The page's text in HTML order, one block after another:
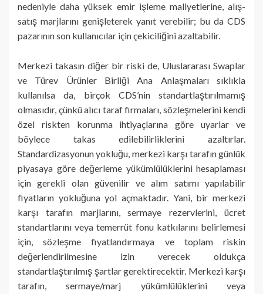
nedeniyle daha yüksek emir işleme maliyetlerine, alış-
satış marjlarını genişleterek yanıt verebilir; bu da CDS
pazarının son kullanıcılar için çekiciliğini azaltabilir.
Merkezi takasın diğer bir riski de, Uluslararası Swaplar
ve Türev Ürünler Birliği Ana Anlaşmaları sıklıkla
kullanılsa da, birçok CDS’nin standartlaştırılmamış
olmasıdır, çünkü alıcı taraf firmaları, sözleşmelerini kendi
özel riskten korunma ihtiyaçlarına göre uyarlar ve
böylece takas edilebilirliklerini azaltırlar.
Standardizasyonun yokluğu, merkezi karşı tarafın günlük
piyasaya göre değerleme yükümlülüklerini hesaplaması
için gerekli olan güvenilir ve alım satımı yapılabilir
fiyatların yokluğuna yol açmaktadır. Yani, bir merkezi
karşı tarafın marjlarını, sermaye rezervlerini, ücret
standartlarını veya temerrüt fonu katkılarını belirlemesi
için, sözleşme fiyatlandırmaya ve toplam riskin
değerlendirilmesine izin verecek oldukça
standartlaştırılmış şartlar gerektirecektir. Merkezi karşı
tarafın, sermaye/marj yükümlülüklerini veya